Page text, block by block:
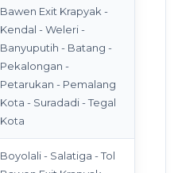
Bawen Exit Krapyak -
Kendal - Weleri -
Banyuputih - Batang -
Pekalongan -
Petarukan - Pemalang
Kota - Suradadi - Tegal
Kota
Boyolali - Salatiga - Tol